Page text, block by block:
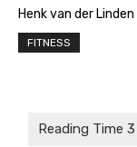
Henk van der Linden
FITNESS